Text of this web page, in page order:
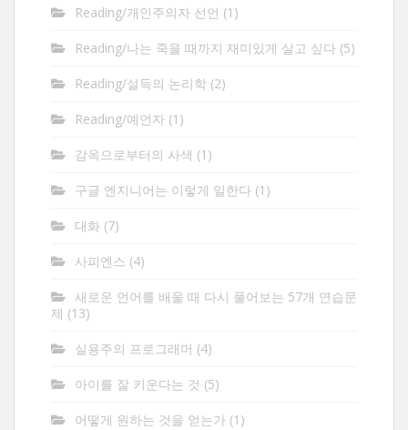
Reading/개인주의자 선언 (1)
Reading/나는 죽을 때까지 재미있게 살고 싶다 (5)
Reading/설득의 논리학 (2)
Reading/예언자 (1)
감옥으로부터의 사색 (1)
구글 엔지니어는 이렇게 일한다 (1)
대화 (7)
사피엔스 (4)
새로운 언어를 배울 때 다시 풀어보는 57개 연습문
제 (13)
실용주의 프로그래머 (4)
아이를 잘 키운다는 것 (5)
어떻게 원하는 것을 얻는가 (1)